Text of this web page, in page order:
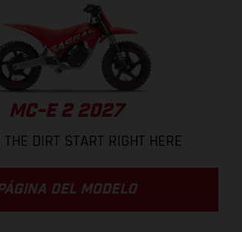
MC-E 2 2027
DIRT START RIGHT HERE
DEL MODELO